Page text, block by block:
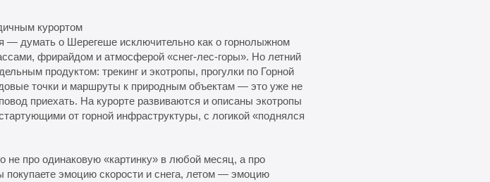
курортом
— думать о Шерегеше исключительно как о горнолыжном
фрирайдом и атмосферой «снег-лес-горы». Но летний
продуктом: трекинг и экотропы, прогулки по Горной
точки и маршруты к природным объектам — это уже не
приехать. На курорте развиваются и описаны экотропы
от горной инфраструктуры, с логикой «поднялся
не про одинаковую «картинку» в любой месяц, а про
покупаете эмоцию скорости и снега, летом — эмоцию